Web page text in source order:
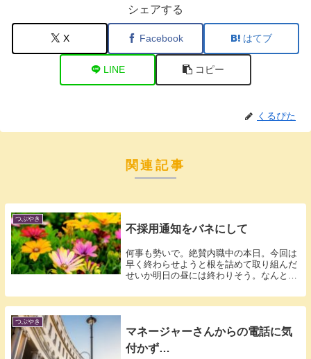
シェアする
X Facebook はてブ
LINE コピー
くるぴた
関連記事
つぶやき
不採用通知をバネにして
何事も勢いで。絶賛内職中の本日。今回は
早く終わらせようと根を詰めて取り組んだ
せいか明日の昼には終わりそう。なんとか
つぶやき
マネージャーさんからの電話に気
付かず…